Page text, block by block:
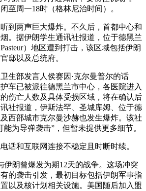
至周一18时（格林尼治时间）。
到两声巨大爆炸。不久后，首都中心和
。据伊朗学生通讯社报道，位于德黑兰
）地区遭到打击，该区域包括伊朗
邸以及总统府。
生部发言人侯赛因·克尔曼普尔的话
车已被派往德黑兰市中心，各医院进入
伤亡人数及具体受损区域，将在确认后
社报道，伊斯法罕、圣城库姆、位于德
西部城市克尔曼沙赫也发生爆炸。该社
为导弹袭击”，但暂未提供更多细节。
话和互联网连接不稳定且时断时续。
伊朗曾爆发为期12天的战争。这场冲突
的袭击引发，最初目标包括伊朗军事指
以及核计划相关设施。美国随后加入盟